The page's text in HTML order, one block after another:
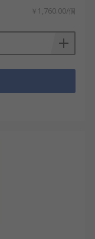
￥1,760.00/個